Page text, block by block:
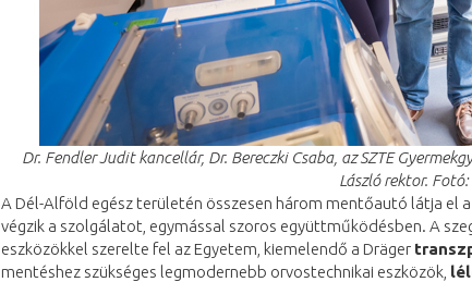
Dr. Fendler Judit kancellár, Dr. Bereczki Csaba, az SZTE
László rektor.
A Dél-Alföld egész területén összesen három mentőautó látja
végzik a szolgálatot, egymással szoros együttműködésben. A
eszközökkel szerelte fel az Egyetem, kiemelendő a Dräger
mentéshez szükséges legmodernebb orvostechnikai eszközök,